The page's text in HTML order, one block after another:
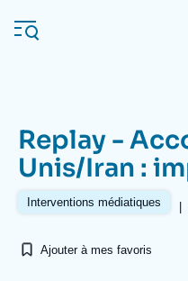
au
contenu
Navigation
principale
L'Ifri
Analyses
Replay -
Unis/Iran :
Interventions médiatiques |
Ajouter à mes favoris